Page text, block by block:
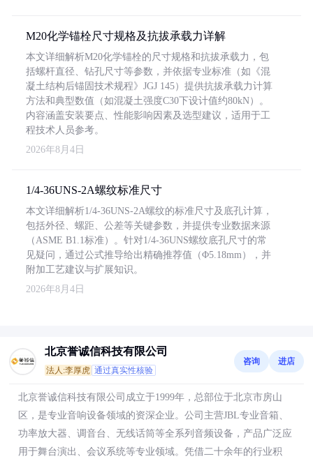
M20化学锚栓尺寸规格及抗拔承载力详解
本文详细解析M20化学锚栓的尺寸规格和抗拔承载力，包
括螺杆直径、钻孔尺寸等参数，并依据专业标准（如《混
凝土结构后锚固技术规程》JGJ 145）提供抗拔承载力计算
方法和典型数值（如混凝土强度C30下设计值约80kN）。
内容涵盖安装要点、性能影响因素及选型建议，适用于工
程技术人员参考。
2026年8月4日
1/4-36UNS-2A螺纹标准尺寸
本文详细解析1/4-36UNS-2A螺纹的标准尺寸及底孔计算，
包括外径、螺距、公差等关键参数，并提供专业数据来源
（ASME B1.1标准）。针对1/4-36UNS螺纹底孔尺寸的常
见疑问，通过公式推导给出精确推荐值（Φ5.18mm），并
附加工艺建议与扩展知识。
2026年8月4日
北京誉诚信科技有限公司
法人:李厚虎 通过真实性核验
咨询 进店
北京誉诚信科技有限公司成立于1999年，总部位于北京市房山
区，是专业音响设备领域的资深企业。公司主营JBL专业音箱、
功率放大器、调音台、无线话筒等全系列音频设备，产品广泛应
用于舞台演出、会议系统等专业领域。凭借二十余年的行业积